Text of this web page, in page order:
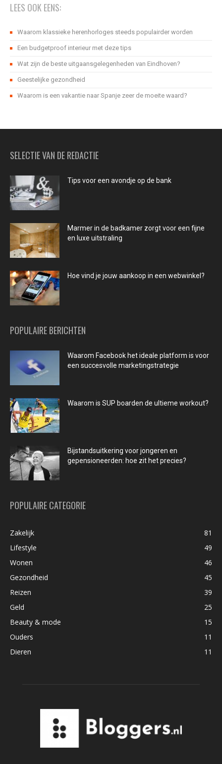
LEES OOK EENS:
Waarom klassieke herenhorloges steeds populairder worden
Een budgetproof interieur met deze tips
Wat zijn de beste uitgaansgelegenheden van Eindhoven?
Geestelijke gezondheid
Waarom is een vakantie naar Spanje zeer de moeite waard?
SELECTIE VAN DE REDACTIE
Tips voor een avondje op de bank
Marmer in de badkamer zorgt voor een fijne
en luxe uitstraling
Hoe vind je jouw aankoop in een webwinkel?
POPULAIRE BERICHTEN
Waarom Facebook het ideale platform is voor
een succesvolle marketingstrategie
Waarom is SUP boarden de ultieme workout?
Bijstandsuitkering voor jongeren en
gepensioneerden: hoe zit het precies?
POPULAIRE CATEGORIE
Zakelijk
81
Lifestyle
49
Wonen
46
Gezondheid
45
Reizen
39
Geld
25
Beauty & mode
15
Ouders
11
Dieren
11